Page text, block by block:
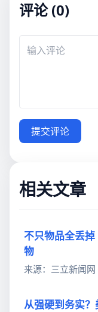
评论 (0)
提交评论
相关文章
不只物品全丢
物
来源：三立新闻网
从强硬到务实